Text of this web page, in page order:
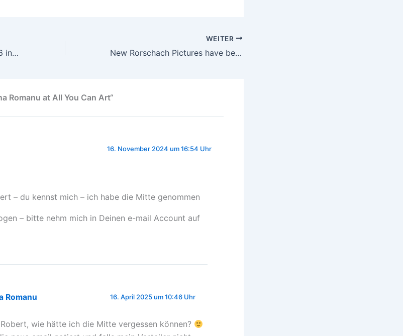
Neue Papierarbeiten von 2016 inspiriert durch die Zeichenkurse an der Akademie der Bildenden Künste in München
WEITER
New Rorschach Pictures have been added to Gallery
Romanu at All You Can Art“
16. November 2024 um 16:54 Uhr
– du kennst mich – ich habe die Mitte genommen
– bitte nehm mich in Deinen e-mail Account auf
Romanu 16. April 2025 um 10:46 Uhr
wie hätte ich die Mitte vergessen können?